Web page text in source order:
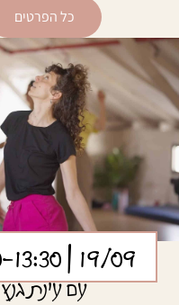
כל הפרטים
19/09
| 10:00-13:30
עם עינת גנץ